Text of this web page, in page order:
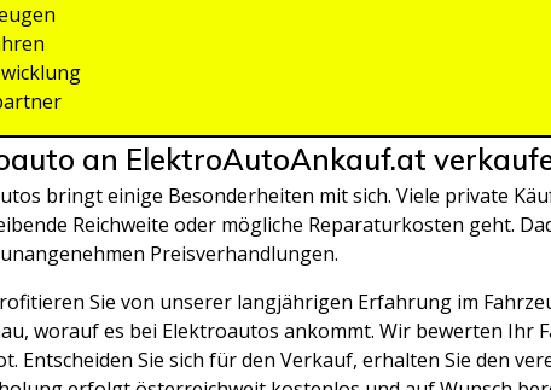
an ElektroAutoAnkauf.at
bringt einige Besonderheiten mit sich. Viele private
Reichweite oder mögliche Reparaturkosten geht.
Preisverhandlungen.
Sie von unserer langjährigen Erfahrung im
worauf es bei Elektroautos ankommt. Wir bewerten
Entscheiden Sie sich für den Verkauf, erhalten Sie den